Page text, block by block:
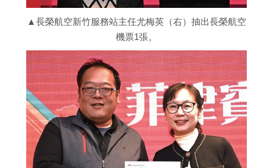
▲長榮航空新竹服務站主任尤梅英（右）抽出長榮航空
機票1張。